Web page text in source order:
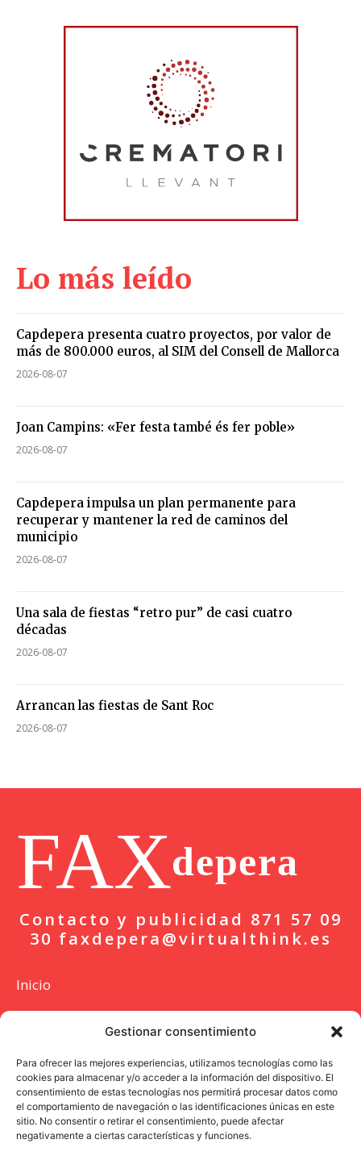
Gestionar consentimiento
Para ofrecer las mejores experiencias, utilizamos tecnologías como las
cookies para almacenar y/o acceder a la información del dispositivo. El
consentimiento de estas tecnologías nos permitirá procesar datos como
el comportamiento de navegación o las identificaciones únicas en este
sitio. No consentir o retirar el consentimiento, puede afectar
negativamente a ciertas características y funciones.
Lo más leído
Capdepera presenta cuatro proyectos, por valor de
más de 800.000 euros, al SIM del Consell de Mallorca
2026-08-07
Joan Campins: «Fer festa també és fer poble»
2026-08-07
Capdepera impulsa un plan permanente para
recuperar y mantener la red de caminos del
municipio
2026-08-07
Una sala de fiestas “retro pur” de casi cuatro
décadas
2026-08-07
Arrancan las fiestas de Sant Roc
2026-08-07
FAXdepera
Contacto y publicidad 871 57 09
30 faxdepera@virtualthink.es
Inicio
Actualidad
Colaboración
Entrevista
Opinión